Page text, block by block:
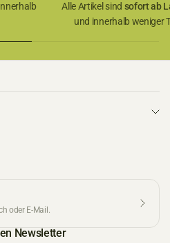
Alle Artikel sind sofort ab
und innerhalb weniger
oder E-Mail.
Newsletter